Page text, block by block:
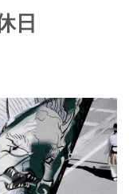
日